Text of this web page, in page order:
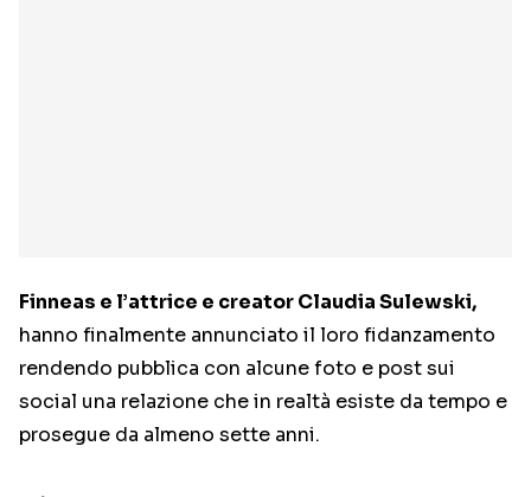
Finneas e l’attrice e creator Claudia Sulewski,
hanno finalmente annunciato il loro fidanzamento
rendendo pubblica con alcune foto e post sui
social una relazione che in realtà esiste da tempo e
prosegue da almeno sette anni.